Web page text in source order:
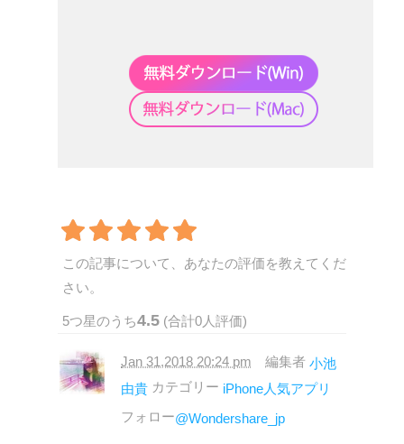
この記事について、あなたの評価を教えてくだ
さい。
5つ星のうち4.5 (合計0 人評価)
Jan 31,2018 20:24 pm 編集者 小池
由貴 カテゴリー iPhone人気アプリ
フォロー@Wondershare_jp